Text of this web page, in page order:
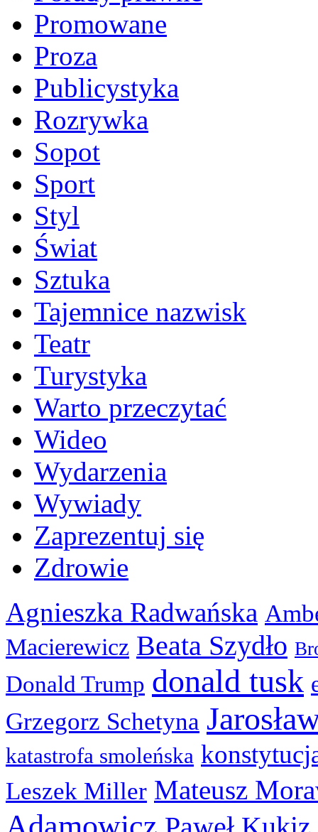
Promowane
Proza
Publicystyka
Rozrywka
Sopot
Sport
Styl
Świat
Sztuka
Tajemnice nazwisk
Teatr
Turystyka
Warto przeczytać
Wideo
Wydarzenia
Wywiady
Zaprezentuj się
Zdrowie
Agnieszka Radwańska
Macierewicz Beata Szydło
Donald Trump donald tusk
Grzegorz Schetyna
katastrofa smoleńska
Leszek Miller Mateusz